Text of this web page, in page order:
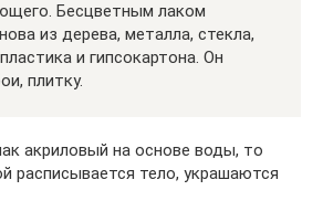
Бесцветным лаком
из дерева, металла, стекла,
и гипсокартона. Он
плитку.
акриловый на основе воды, то
расписывается тело, украшаются